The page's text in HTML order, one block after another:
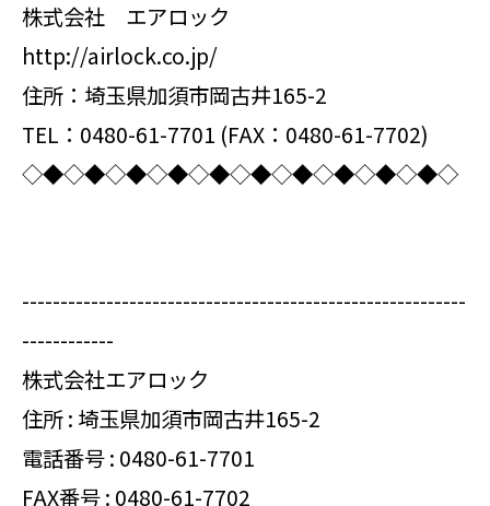
株式会社 エアロック
http://airlock.co.jp/
住所：埼玉県加須市岡古井165-2
TEL：0480-61-7701 (FAX：0480-61-7702)
◇◆◇◆◇◆◇◆◇◆◇◆◇◆◇◆◇◆◇◆◇
----------------------------------------------------------
------------
株式会社エアロック
住所 : 埼玉県加須市岡古井165-2
電話番号 : 0480-61-7701
FAX番号 : 0480-61-7702